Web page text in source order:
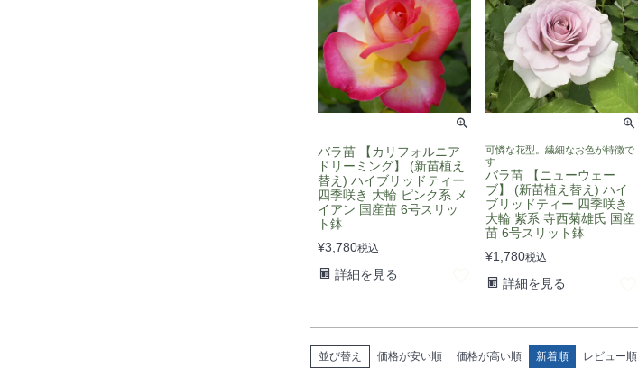
バラ苗 【カリフォルニア
ドリーミング】 (新苗植え
替え) ハイブリッドティー
四季咲き 大輪 ピンク系 メ
イアン 国産苗 6号スリッ
ト鉢
¥3,780税込
詳細を見る
可憐な花型。繊細なお色が特徴で
す
バラ苗 【ニューウェー
ブ】 (新苗植え替え) ハイ
ブリッドティー 四季咲き
大輪 紫系 寺西菊雄氏 国産
苗 6号スリット鉢
¥1,780税込
詳細を見る
並び替え 価格が安い順 価格が高い順 新着順 レビュー順